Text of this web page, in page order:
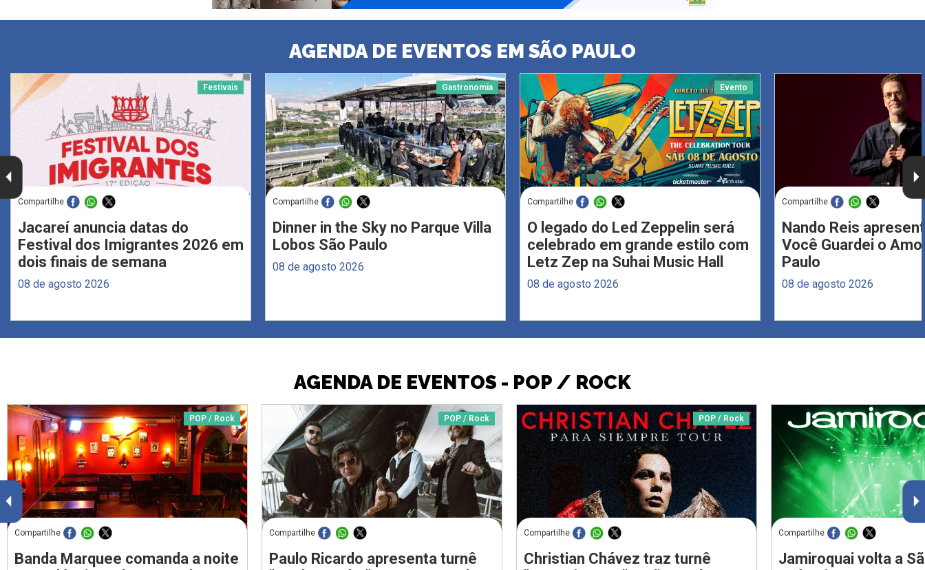
AGENDA DE EVENTOS EM SÃO PAULO
Festivais
Compartilhe
Jacareí anuncia datas do
Festival dos Imigrantes 2026 em
dois finais de semana
08 de agosto 2026
Gastronomia
Compartilhe
Dinner in the Sky no Parque Villa
Lobos São Paulo
08 de agosto 2026
Evento
Compartilhe
O legado do Led Zeppelin será
celebrado em grande estilo com
Letz Zep na Suhai Music Hall
08 de agosto 2026
Compartilhe
Nando Reis
Você Guardei o
Paulo
08 de agosto 2026
AGENDA DE EVENTOS - POP / ROCK
POP / Rock
Compartilhe
Banda Marquee comanda a noite
POP / Rock
Compartilhe
Paulo Ricardo apresenta turnê
POP / Rock
Compartilhe
Christian Chávez traz turnê
Compartilhe
Jamiroquai volta a